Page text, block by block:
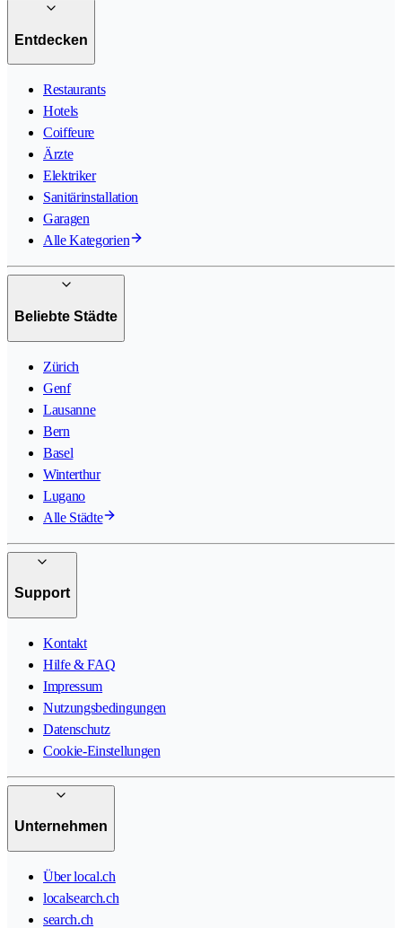
Entdecken
Restaurants
Hotels
Coiffeure
Ärzte
Elektriker
Sanitärinstallation
Garagen
Alle Kategorien
Beliebte Städte
Zürich
Genf
Lausanne
Bern
Basel
Winterthur
Lugano
Alle Städte
Support
Kontakt
Hilfe & FAQ
Impressum
Nutzungsbedingungen
Datenschutz
Cookie-Einstellungen
Unternehmen
Über local.ch
localsearch.ch
search.ch